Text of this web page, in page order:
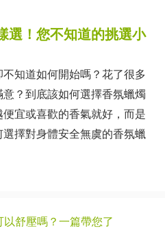
選！您不知道的挑選小
知道如何開始嗎？花了很多
？到底該如何選擇香氛蠟燭
宜或喜歡的香氣就好，而是
擇對身體安全無虞的香氛蠟